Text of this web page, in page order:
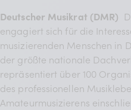
Deutscher Musikrat (DMR)
engagiert sich für die
musizierenden Menschen in
der größte nationale
repräsentiert über 100
des professionellen
Amateurmusizierens